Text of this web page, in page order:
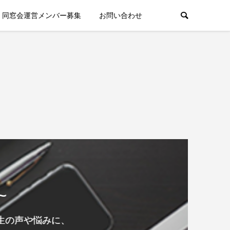
同窓会運営メンバー募集 お問い合わせ
声や悩みに、